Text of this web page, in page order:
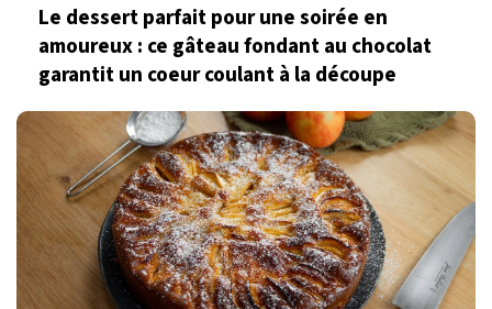
Le dessert parfait pour une soirée en
amoureux : ce gâteau fondant au chocolat
garantit un coeur coulant à la découpe